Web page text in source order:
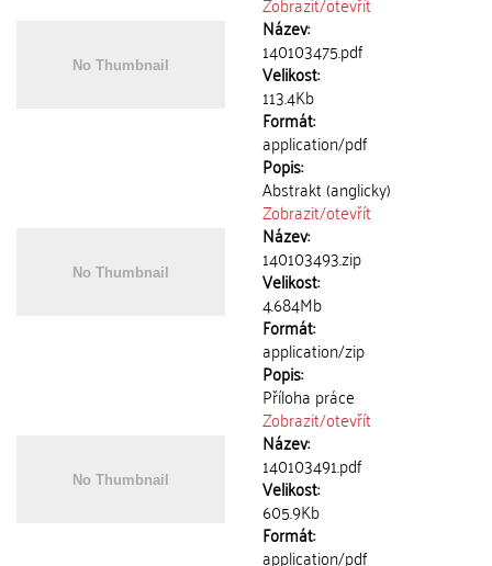
Název:
140103475.pdf
Velikost:
113.4Kb
Formát:
application/pdf
Popis:
Abstrakt (anglicky)
Zobrazit/otevřít
Název:
140103493.zip
Velikost:
4.684Mb
Formát:
application/zip
Popis:
Příloha práce
Zobrazit/otevřít
Název:
140103491.pdf
Velikost:
605.9Kb
Formát:
application/pdf